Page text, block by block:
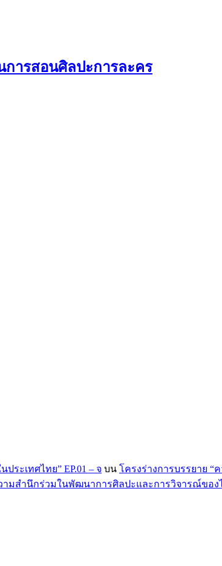
การสอนศิลปะการละคร
ะเทศไทย” EP.01 – จ บน โครงร่างการบรรยาย
ามสำนึกร่วมในพัฒนาการศิลปะและการวิจารณ์ขอ